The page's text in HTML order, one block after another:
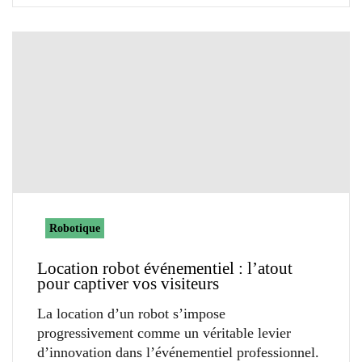
Robotique
Location robot événementiel : l’atout
pour captiver vos visiteurs
La location d’un robot s’impose
progressivement comme un véritable levier
d’innovation dans l’événementiel professionnel.